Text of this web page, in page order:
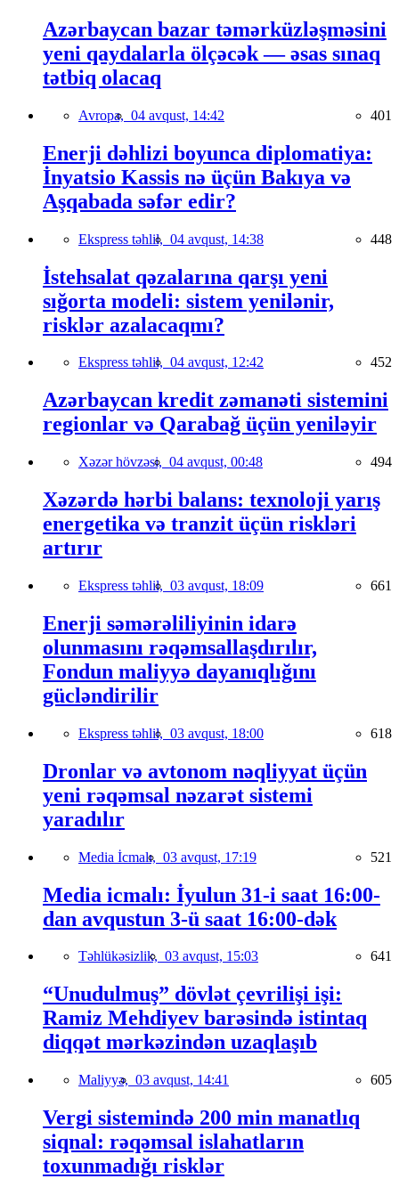
Azərbaycan bazar təmərküzləşməsini
yeni qaydalarla ölçəcək — əsas sınaq
tətbiq olacaq
Avropa, 04 avqust, 14:42 401
Enerji dəhlizi boyunca diplomatiya:
İnyatsio Kassis nə üçün Bakıya və
Aşqabada səfər edir?
Ekspress təhlil, 04 avqust, 14:38 448
İstehsalat qəzalarına qarşı yeni
sığorta modeli: sistem yenilənir,
risklər azalacaqmı?
Ekspress təhlil, 04 avqust, 12:42 452
Azərbaycan kredit zəmanəti sistemini
regionlar və Qarabağ üçün yeniləyir
Xəzər hövzəsi, 04 avqust, 00:48 494
Xəzərdə hərbi balans: texnoloji yarış
energetika və tranzit üçün riskləri
artırır
Ekspress təhlil, 03 avqust, 18:09 661
Enerji səmərəliliyinin idarə
olunmasını rəqəmsallaşdırılır,
Fondun maliyyə dayanıqlığını
gücləndirilir
Ekspress təhlil, 03 avqust, 18:00 618
Dronlar və avtonom nəqliyyat üçün
yeni rəqəmsal nəzarət sistemi
yaradılır
Media İcmalı, 03 avqust, 17:19 521
Media icmalı: İyulun 31-i saat 16:00-
dan avqustun 3-ü saat 16:00-dək
Təhlükəsizlik, 03 avqust, 15:03 641
“Unudulmuş” dövlət çevrilişi işi:
Ramiz Mehdiyev barəsində istintaq
diqqət mərkəzindən uzaqlaşıb
Maliyyə, 03 avqust, 14:41 605
Vergi sistemində 200 min manatlıq
siqnal: rəqəmsal islahatların
toxunmadığı risklər